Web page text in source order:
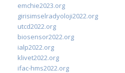
emchie2023.org
girisimselradyoloji2022.org
utcd2022.org
biosensor2022.org
ialp2022.org
klivet2022.org
ifac-hms2022.org